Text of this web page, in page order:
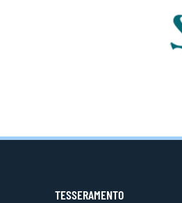
TESSERAMENTO